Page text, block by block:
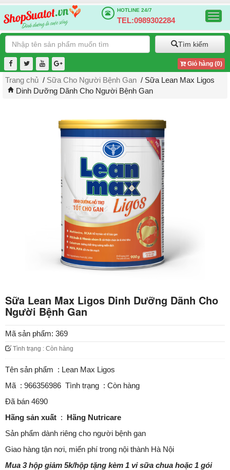
HOTLINE 24/7
TEL:0989302284
Tìm kiếm
Giỏ hàng (0)
Trang chủ / Sữa Cho Người Bệnh Gan / Sữa Lean Max Ligos
Dinh Dưỡng Dãnh Cho Người Bệnh Gan
Sữa Lean Max Ligos Dinh Dưỡng Dãnh Cho
Người Bệnh Gan
Mã sản phẩm: 369
Tình trạng : Còn hàng
Tên sản phẩm : Lean Max Ligos
Mã : 966356986 Tình trạng : Còn hàng
Đã bán 4690
Hãng sản xuất : Hãng Nutricare
Sản phẩm dành riêng cho người bệnh gan
Giao hàng tận nơi, miển phí trong nội thành Hà Nội
Mua 3 hộp giảm 5k/hộp tặng kèm 1 vỉ sữa chua hoặc 1 gói